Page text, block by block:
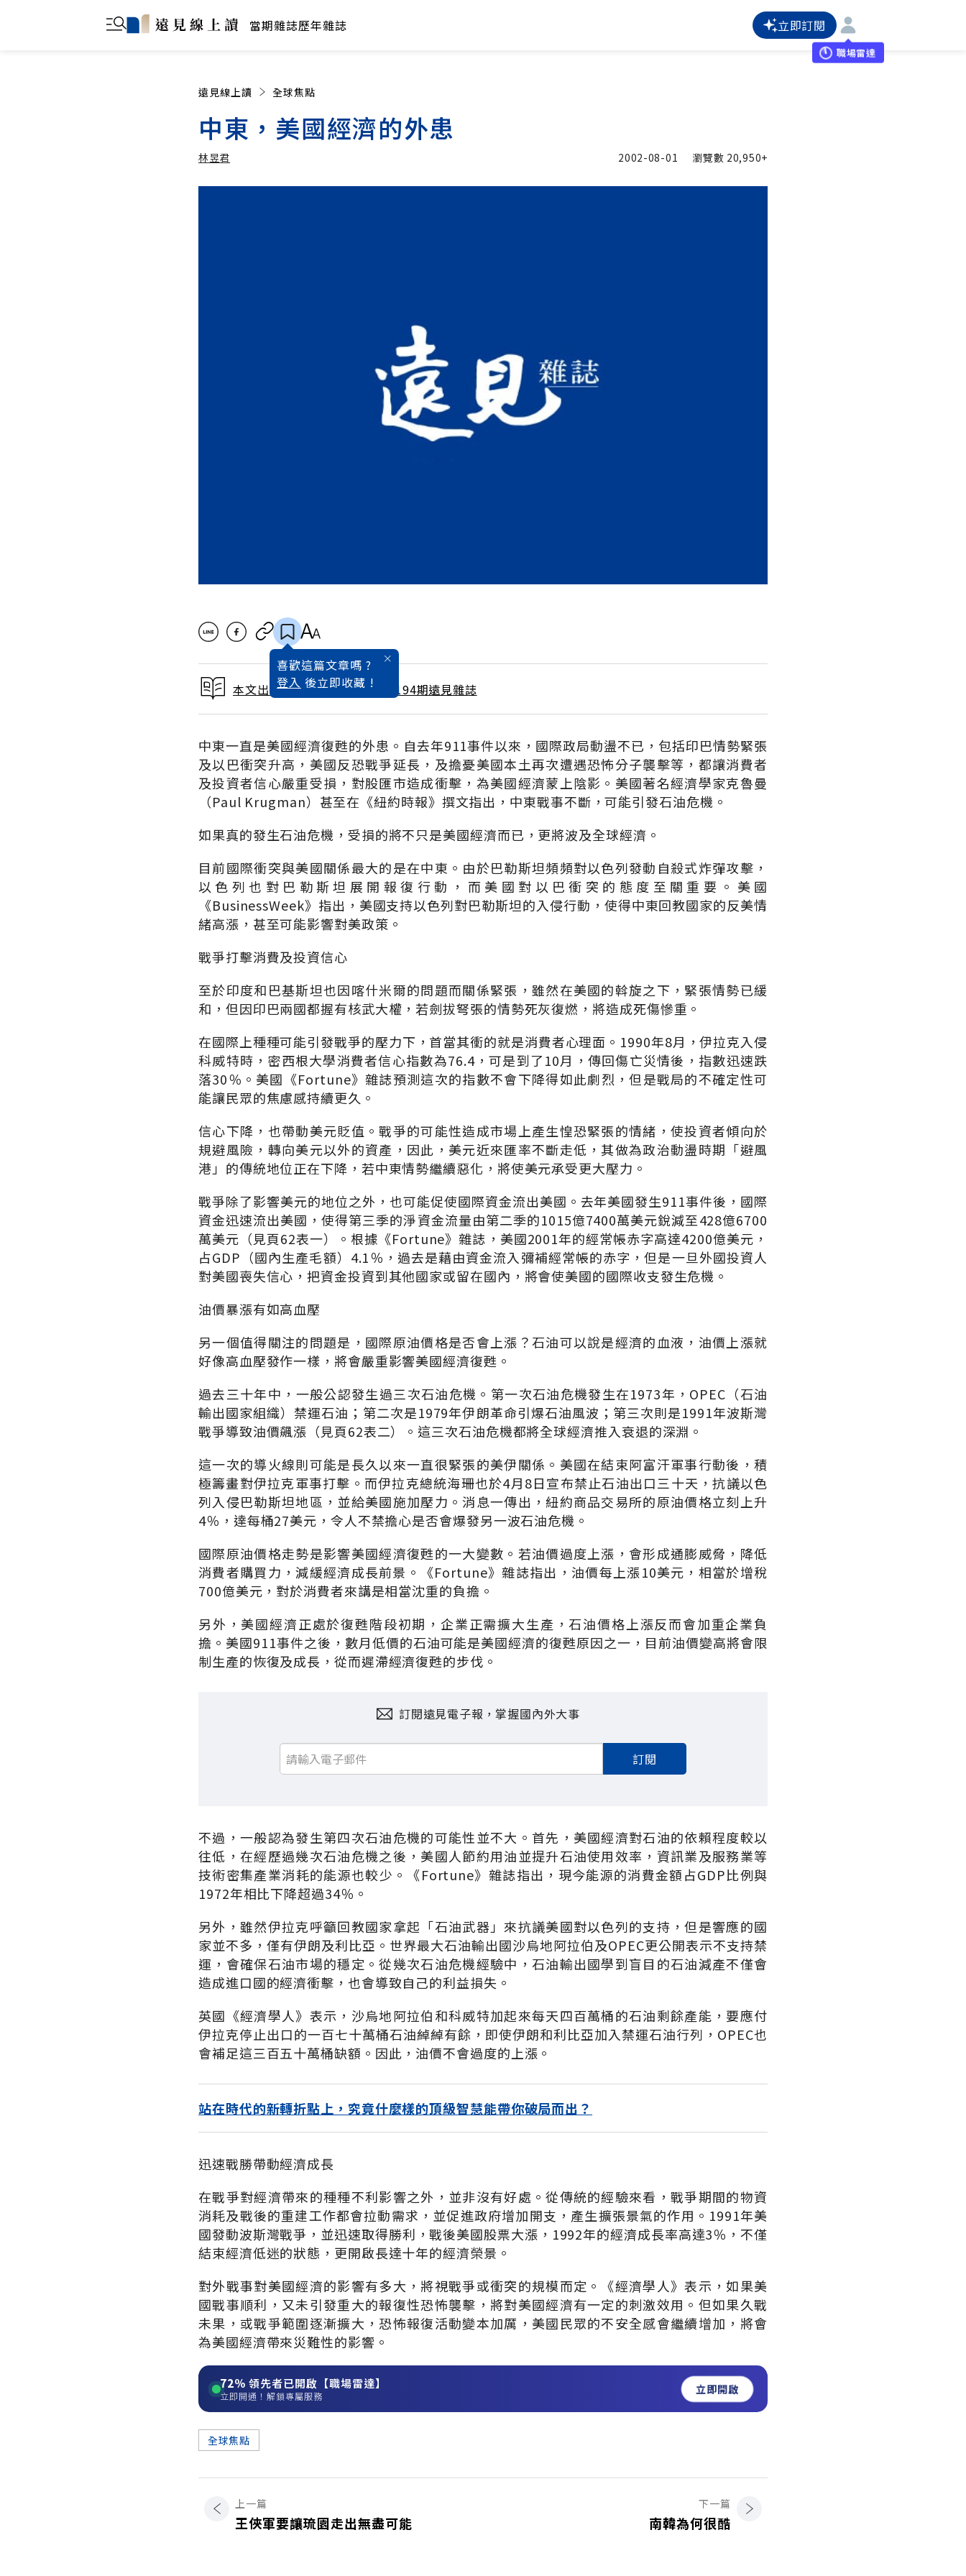
當期雜誌歷年雜誌 立即訂閱
職場雷達
遠見線上讀 全球焦點
中東，美國經濟的外患
林昱君 2002-08-01 瀏覽數 20,950+
喜歡這篇文章嗎 ?
登入 後立即收藏 !
本文出自 2002 / 8月號雜誌 第194期遠見雜誌
中東一直是美國經濟復甦的外患。自去年911事件以來，國際政局動盪不已，包括印巴情勢緊張
及以巴衝突升高，美國反恐戰爭延長，及擔憂美國本土再次遭遇恐怖分子襲擊等，都讓消費者
及投資者信心嚴重受損，對股匯市造成衝擊，為美國經濟蒙上陰影。美國著名經濟學家克魯曼
（Paul Krugman）甚至在《紐約時報》撰文指出，中東戰事不斷，可能引發石油危機。
如果真的發生石油危機，受損的將不只是美國經濟而已，更將波及全球經濟。
目前國際衝突與美國關係最大的是在中東。由於巴勒斯坦頻頻對以色列發動自殺式炸彈攻擊，
以色列也對巴勒斯坦展開報復行動，而美國對以巴衝突的態度至關重要。美國
《BusinessWeek》指出，美國支持以色列對巴勒斯坦的入侵行動，使得中東回教國家的反美情
緒高漲，甚至可能影響對美政策。
戰爭打擊消費及投資信心
至於印度和巴基斯坦也因喀什米爾的問題而關係緊張，雖然在美國的斡旋之下，緊張情勢已緩
和，但因印巴兩國都握有核武大權，若劍拔弩張的情勢死灰復燃，將造成死傷慘重。
在國際上種種可能引發戰爭的壓力下，首當其衝的就是消費者心理面。1990年8月，伊拉克入侵
科威特時，密西根大學消費者信心指數為76.4，可是到了10月，傳回傷亡災情後，指數迅速跌
落30％。美國《Fortune》雜誌預測這次的指數不會下降得如此劇烈，但是戰局的不確定性可
能讓民眾的焦慮感持續更久。
信心下降，也帶動美元貶值。戰爭的可能性造成市場上產生惶恐緊張的情緒，使投資者傾向於
規避風險，轉向美元以外的資產，因此，美元近來匯率不斷走低，其做為政治動盪時期「避風
港」的傳統地位正在下降，若中東情勢繼續惡化，將使美元承受更大壓力。
戰爭除了影響美元的地位之外，也可能促使國際資金流出美國。去年美國發生911事件後，國際
資金迅速流出美國，使得第三季的淨資金流量由第二季的1015億7400萬美元銳減至428億6700
萬美元（見頁62表一）。根據《Fortune》雜誌，美國2001年的經常帳赤字高達4200億美元，
占GDP（國內生產毛額）4.1％，過去是藉由資金流入彌補經常帳的赤字，但是一旦外國投資人
對美國喪失信心，把資金投資到其他國家或留在國內，將會使美國的國際收支發生危機。
油價暴漲有如高血壓
另一個值得關注的問題是，國際原油價格是否會上漲？石油可以說是經濟的血液，油價上漲就
好像高血壓發作一樣，將會嚴重影響美國經濟復甦。
過去三十年中，一般公認發生過三次石油危機。第一次石油危機發生在1973年，OPEC（石油
輸出國家組織）禁運石油；第二次是1979年伊朗革命引爆石油風波；第三次則是1991年波斯灣
戰爭導致油價飆漲（見頁62表二）。這三次石油危機都將全球經濟推入衰退的深淵。
這一次的導火線則可能是長久以來一直很緊張的美伊關係。美國在結束阿富汗軍事行動後，積
極籌畫對伊拉克軍事打擊。而伊拉克總統海珊也於4月8日宣布禁止石油出口三十天，抗議以色
列入侵巴勒斯坦地區，並給美國施加壓力。消息一傳出，紐約商品交易所的原油價格立刻上升
4％，達每桶27美元，令人不禁擔心是否會爆發另一波石油危機。
國際原油價格走勢是影響美國經濟復甦的一大變數。若油價過度上漲，會形成通膨威脅，降低
消費者購買力，減緩經濟成長前景。《Fortune》雜誌指出，油價每上漲10美元，相當於增稅
700億美元，對於消費者來講是相當沈重的負擔。
另外，美國經濟正處於復甦階段初期，企業正需擴大生產，石油價格上漲反而會加重企業負
擔。美國911事件之後，數月低價的石油可能是美國經濟的復甦原因之一，目前油價變高將會限
制生產的恢復及成長，從而遲滯經濟復甦的步伐。
訂閱遠見電子報，掌握國內外大事
訂閱
不過，一般認為發生第四次石油危機的可能性並不大。首先，美國經濟對石油的依賴程度較以
往低，在經歷過幾次石油危機之後，美國人節約用油並提升石油使用效率，資訊業及服務業等
技術密集產業消耗的能源也較少。《Fortune》雜誌指出，現今能源的消費金額占GDP比例與
1972年相比下降超過34％。
另外，雖然伊拉克呼籲回教國家拿起「石油武器」來抗議美國對以色列的支持，但是響應的國
家並不多，僅有伊朗及利比亞。世界最大石油輸出國沙烏地阿拉伯及OPEC更公開表示不支持禁
運，會確保石油市場的穩定。從幾次石油危機經驗中，石油輸出國學到盲目的石油減產不僅會
造成進口國的經濟衝擊，也會導致自己的利益損失。
英國《經濟學人》表示，沙烏地阿拉伯和科威特加起來每天四百萬桶的石油剩餘產能，要應付
伊拉克停止出口的一百七十萬桶石油綽綽有餘，即使伊朗和利比亞加入禁運石油行列，OPEC也
會補足這三百五十萬桶缺額。因此，油價不會過度的上漲。
站在時代的新轉折點上，究竟什麼樣的頂級智慧能帶你破局而出？
迅速戰勝帶動經濟成長
在戰爭對經濟帶來的種種不利影響之外，並非沒有好處。從傳統的經驗來看，戰爭期間的物資
消耗及戰後的重建工作都會拉動需求，並促進政府增加開支，產生擴張景氣的作用。1991年美
國發動波斯灣戰爭，並迅速取得勝利，戰後美國股票大漲，1992年的經濟成長率高達3％，不僅
結束經濟低迷的狀態，更開啟長達十年的經濟榮景。
對外戰事對美國經濟的影響有多大，將視戰爭或衝突的規模而定。《經濟學人》表示，如果美
國戰事順利，又未引發重大的報復性恐怖襲擊，將對美國經濟有一定的刺激效用。但如果久戰
未果，或戰爭範圍逐漸擴大，恐怖報復活動變本加厲，美國民眾的不安全感會繼續增加，將會
為美國經濟帶來災難性的影響。
72% 領先者已開啟【職場雷達】
立即開通！解鎖專屬服務 立即開啟
全球焦點
上一篇
王俠軍要讓琉園走出無盡可能
下一篇
南韓為何很酷